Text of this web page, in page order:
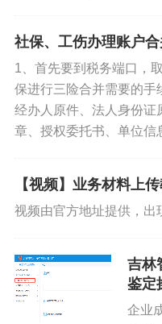
标签: 经办操作 个
劳动备案
社保、工伤办理账户
1、首先要到税务端口，
保进行三险合并需要的手
经办人原件、法人身份证
章、授权委托书、单位信
【视频】业务材料上
视频由官方地址提供，出
吉林
鉴定
企业